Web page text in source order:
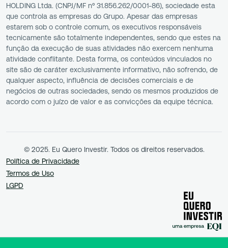
HOLDING Ltda. (CNPJ/MF nº 31.856.262/0001-86), sociedade esta
que controla as empresas do Grupo. Apesar das empresas
estarem sob o controle comum, os executivos responsáveis
tecnicamente são totalmente independentes, sendo que estes na
função da execução de suas atividades não exercem nenhuma
atividade conflitante. Desta forma, os conteúdos vinculados no
site são de caráter exclusivamente informativo, não sofrendo, de
qualquer aspecto, influência de decisões comerciais e de
negócios de outras sociedades, sendo os mesmos produzidos de
acordo com o juízo de valor e as convicções da equipe técnica.
© 2025. Eu Quero Investir. Todos os direitos reservados.
Política de Privacidade
Termos de Uso
LGPD